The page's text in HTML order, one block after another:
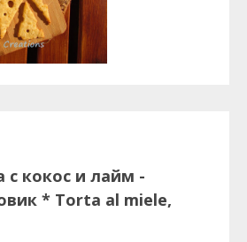
с кокос и лайм -
* Torta al miele,